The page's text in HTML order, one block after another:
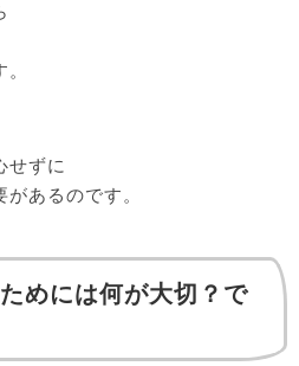
せずに
あるのです。
めには何が大切？で